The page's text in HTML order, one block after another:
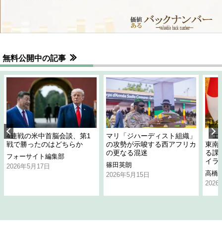
無料公開中の記事
4連戦の米中首脳会談、第1
戦で勝ったのはどちらか
フォーサイト編集部
2026年5月17日
マリ「ジハーディスト組織」
の攻勢が示唆する西アフリカ
の更なる混迷
篠田英朗
2026年5月15日
「
東南
る課
イラ
高橋
2026